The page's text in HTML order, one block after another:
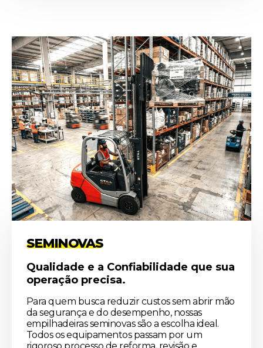
SEMINOVAS
Qualidade e a Confiabilidade que sua
operação precisa.
Para quem busca reduzir custos sem abrir mão
da segurança e do desempenho, nossas
empilhadeiras seminovas são a escolha ideal.
Todos os equipamentos passam por um